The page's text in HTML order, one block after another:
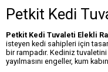
Petkit Kedi
Petkit Kedi Tuvaleti Elekli
isteyen kedi sahipleri için
bir rampadır. Kediniz
yayılmasını engeller, kum